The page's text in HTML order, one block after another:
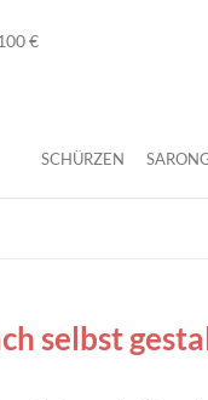
€
SCHÜRZEN
selbst